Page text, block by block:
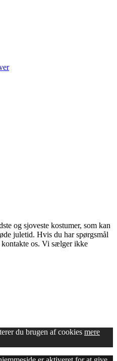
og sjoveste kostumer, som kan
juletid. Hvis du har spørgsmål
kontakte os. Vi sælger ikke
du brugen af cookies mere